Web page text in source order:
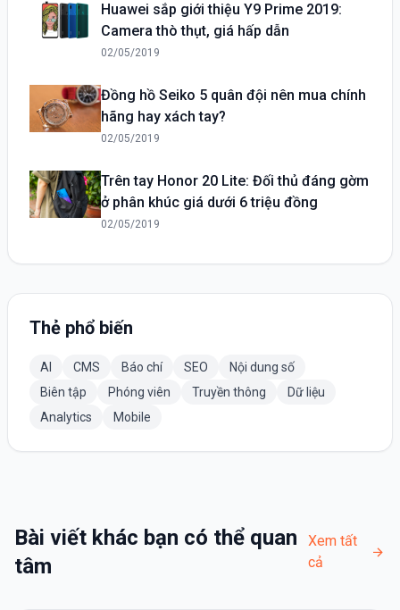
Huawei sắp giới thiệu Y9 Prime 2019:
Camera thò thụt, giá hấp dẫn
02/05/2019
Đồng hồ Seiko 5 quân đội nên mua chính
hãng hay xách tay?
02/05/2019
Trên tay Honor 20 Lite: Đối thủ đáng gờm
ở phân khúc giá dưới 6 triệu đồng
02/05/2019
Thẻ phổ biến
AI CMS Báo chí SEO
Nội dung số
Biên tập
Phóng viên Truyền thông
Dữ liệu
Analytics
Mobile
Bài viết khác bạn có thể quan
tâm
Xem tất
cả